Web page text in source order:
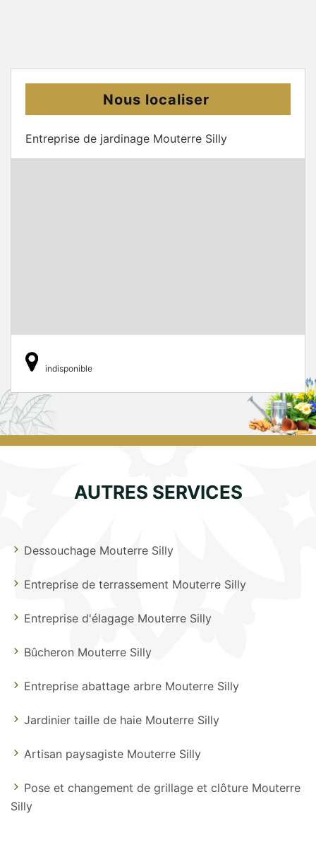
Nous localiser
Entreprise de jardinage Mouterre Silly
indisponible
AUTRES SERVICES
Dessouchage Mouterre Silly
Entreprise de terrassement Mouterre Silly
Entreprise d'élagage Mouterre Silly
Bûcheron Mouterre Silly
Entreprise abattage arbre Mouterre Silly
Jardinier taille de haie Mouterre Silly
Artisan paysagiste Mouterre Silly
Pose et changement de grillage et clôture Mouterre
Silly